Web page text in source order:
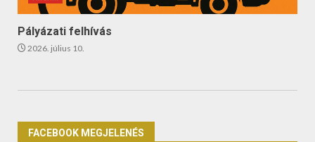
Pályázati felhívás
2026. július 10.
FACEBOOK MEGJELENÉS